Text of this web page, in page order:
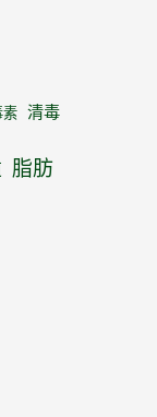
素 清毒
脂肪